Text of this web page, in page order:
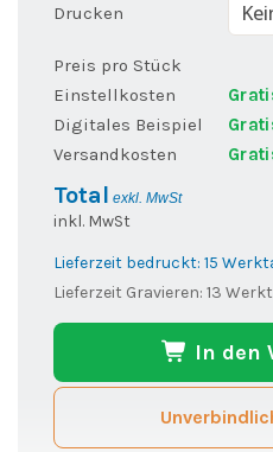
Drucken
Preis pro Stück
Einstellkosten
Digitales Beispiel
Versandkosten
Total exkl. MwSt
inkl. MwSt
Lieferzeit bedruckt: 15
Lieferzeit Gravieren: 13
In den